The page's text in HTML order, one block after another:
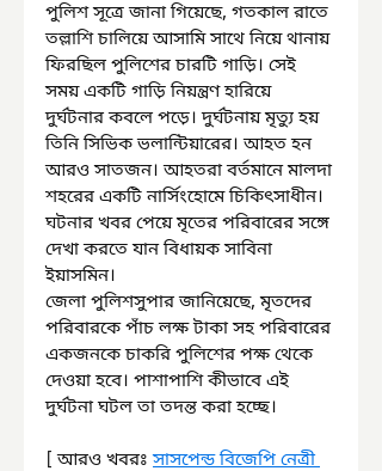
পুলিশ সূত্রে জানা গিয়েছে, গতকাল রাতে
তল্লাশি চালিয়ে আসামি সাথে নিয়ে থানায়
ফিরছিল পুলিশের চারটি গাড়ি। সেই
সময় একটি গাড়ি নিয়ন্ত্রণ হারিয়ে
দুর্ঘটনার কবলে পড়ে। দুর্ঘটনায় মৃত্যু হয়
তিনি সিভিক ভলান্টিয়ারের। আহত হন
আরও সাতজন। আহতরা বর্তমানে মালদা
শহরের একটি নার্সিংহোমে চিকিৎসাধীন।
ঘটনার খবর পেয়ে মৃতের পরিবারের সঙ্গে
দেখা করতে যান বিধায়ক সাবিনা
ইয়াসমিন।
জেলা পুলিশসুপার জানিয়েছে, মৃতদের
পরিবারকে পাঁচ লক্ষ টাকা সহ পরিবারের
একজনকে চাকরি পুলিশের পক্ষ থেকে
দেওয়া হবে। পাশাপাশি কীভাবে এই
দুর্ঘটনা ঘটল তা তদন্ত করা হচ্ছে।
[ আরও খবরঃ সাসপেন্ড বিজেপি নেত্রী